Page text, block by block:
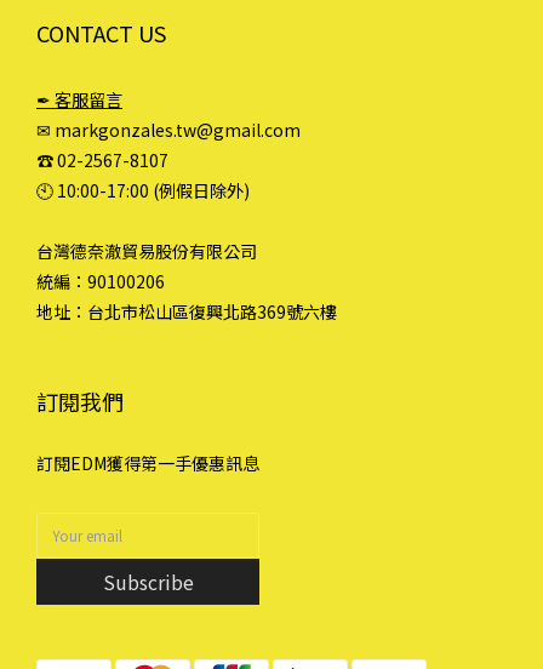
CONTACT US
✒ 客服留言
✉ markgonzales.tw@gmail.com
☎︎ 02-2567-8107
🕙︎ 10:00-17:00 (例假日除外)
台灣德奈澈貿易股份有限公司
統編：90100206
地址：台北市松山區復興北路369號六樓
訂閱我們
訂閱EDM獲得第一手優惠訊息
Subscribe